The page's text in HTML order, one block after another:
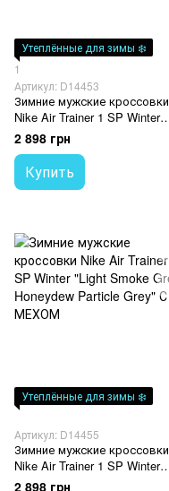
Утеплённые для зимы ❄️
1
Артикул: D14453
Зимние мужские кроссовки
Nike Air Trainer 1 SP Winter
Dark Smoke Grey С МЕХОМ
2 898 грн
Купить
Утеплённые для зимы ❄️
Артикул: D14455
Зимние мужские кроссовки
Nike Air Trainer 1 SP Winter
"Light Smoke Grey Honeydew
2 898 грн